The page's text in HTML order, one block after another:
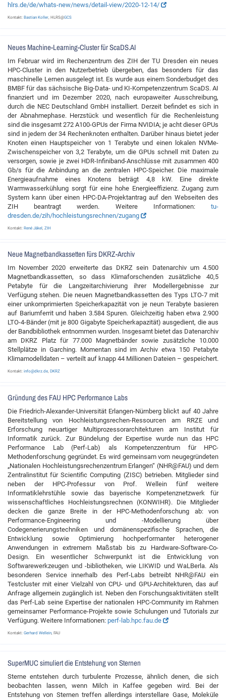
hlrs.de/de/whats-new/news/detail-view/2020-12-14/
Kontakt: Bastian Koller , HLRS@GCS
Neues Machine-Learning-Cluster für ScaDS.AI
Im Februar wird im Rechenzentrum des ZIH der TU Dresden ein neues
HPC-Cluster in den Nutzerbetrieb übergeben, das besonders für das
maschinelle Lernen ausgelegt ist. Es wurde aus einem Sonderbudget des
BMBF für das sächsische Big-Data- und KI-Kompetenzzentrum ScaDS. AI
finanziert und im Dezember 2020, nach europaweiter Ausschreibung,
durch die NEC Deutschland GmbH installiert. Derzeit befindet es sich in
der Abnahmephase. Herzstück und wesentlich für die Rechenleistung
sind die insgesamt 272 A100-GPUs der Firma NVIDIA; je acht dieser GPUs
sind in jedem der 34 Rechenknoten enthalten. Darüber hinaus bietet jeder
Knoten einen Hauptspeicher von 1 Terabyte und einen lokalen NVMe-
Zwischenspeicher von 3,2 Terabyte, um die GPUs schnell mit Daten zu
versorgen, sowie je zwei HDR-Infiniband-Anschlüsse mit zusammen 400
Gb/s für die Anbindung an die zentralen HPC-Speicher. Die maximale
Energieaufnahme eines Knotens beträgt 4,8 kW. Eine direkte
Warmwasserkühlung sorgt für eine hohe Energieeffizienz. Zugang zum
System kann über einen HPC-DA-Projektantrag auf den Webseiten des
ZIH beantragt werden. Weitere Informationen: tu-
dresden.de/zih/hochleistungsrechnen/zugang
Kontakt: René Jäkel ZIH
Neue Magnetbandkassetten fürs DKRZ-Archiv
Im November 2020 erweiterte das DKRZ sein Datenarchiv um 4.500
Magnetbandkassetten, so dass Klimaforschenden zusätzliche 40,5
Petabyte für die Langzeitarchivierung ihrer Modellergebnisse zur
Verfügung stehen. Die neuen Magnetbandkassetten des Typs LTO-7 mit
einer unkomprimierten Speicherkapazität von je neun Terabyte basieren
auf Bariumferrit und haben 3.584 Spuren. Gleichzeitig haben etwa 2.900
LTO-4-Bänder (mit je 800 Gigabyte Speicherkapazität) ausgedient, die aus
der Bandbibliothek entnommen wurden. Insgesamt bietet das Datenarchiv
am DKRZ Platz für 77.000 Magnetbänder sowie zusätzliche 10.000
Stellplätze in Garching. Momentan sind im Archiv etwa 150 Petabyte
Klimamodelldaten – verteilt auf knapp 44 Millionen Dateien – gespeichert.
Kontakt: info@dkrz.de, DKRZ
Gründung des FAU HPC Performance Labs
Die Friedrich-Alexander-Universität Erlangen-Nürnberg blickt auf 40 Jahre
Bereitstellung von Hochleistungsrechen-Ressourcen am RRZE und
Erforschung neuartiger Multiprozessorarchitekturen am Institut für
Informatik zurück. Zur Bündelung der Expertise wurde nun das HPC
Performance Lab (Perf-Lab) als Kompetenzzentrum für HPC-
Methodenforschung gegründet. Es wird gemeinsam vom neugegründeten
„Nationalen Hochleistungsrechenzentrum Erlangen“ (NHR@FAU) und dem
Zentralinstitut für Scientific Computing (ZISC) betrieben. Mitglieder sind
neben der HPC-Professur von Prof. Wellein fünf weitere
Informatiklehrstühle sowie das bayerische Kompetenznetzwerk für
wissenschaftliches Hochleistungsrechnen (KONWIHR). Die Mitglieder
decken die ganze Breite in der HPC-Methodenforschung ab: von
Performance-Engineering und -Modellierung über
Codegenerierungstechniken und domänenspezifische Sprachen, die
Entwicklung sowie Optimierung hochperformanter heterogener
Anwendungen in extremem Maßstab bis zu Hardware-Software-Co-
Design. Ein wesentlicher Schwerpunkt ist die Entwicklung von
Softwarewerkzeugen und -bibliotheken, wie LIKWID und WaLBerla. Als
besonderen Service innerhalb des Perf-Labs betreibt NHR@FAU ein
Testcluster mit einer Vielzahl von CPU- und GPU-Architekturen, das auf
Anfrage allgemein zugänglich ist. Neben den Forschungsaktivitäten stellt
das Perf-Lab seine Expertise der nationalen HPC-Community im Rahmen
gemeinsamer Performance-Projekte sowie Schulungen und Tutorials zur
Verfügung. Weitere Informationen: perf-lab.hpc.fau.de
Kontakt: Gerhard Wellein , FAU
SuperMUC simuliert die Entstehung von Sternen
Sterne entstehen durch turbulente Prozesse, ähnlich denen, die sich
beobachten lassen, wenn Milch in Kaffee gegeben wird. Bei der
Entstehung von Sternen treffen allerdings interstellare Gase, Moleküle